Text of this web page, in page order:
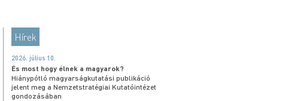
Hírek
2026. július 10.
És most hogy élnek a magyarok?
Hiánypótló magyarságkutatási publikáció
jelent meg a Nemzetstratégiai Kutatóintézet
gondozásában